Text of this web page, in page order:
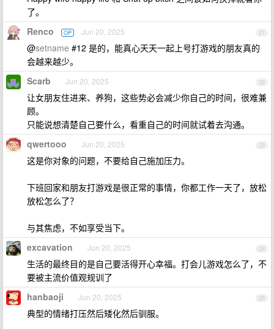
了。
21
Renco OP Jun 20, 2025
@setname #12 是的，能真心天天一起上号打游戏的朋友真的
会越来越少。
22
Scarb Jun 20, 2025
让女朋友住进来、养狗，这些势必会减少你自己的时间，很难兼
顾。
只能说想清楚自己要什么，看重自己的时间就试着去沟通。
23
qwertooo Jun 20, 2025
这是你对象的问题，不要给自己施加压力。
下班回家和朋友打游戏是很正常的事情，你都工作一天了，放松
放松怎么了？
与其焦虑，不如享受当下。
24
excavation Jun 20, 2025
生活的最终目的是自己要活得开心幸福。打会儿游戏怎么了，不
要被主流价值观规训了
25
hanbaoji Jun 20, 2025
典型的情绪打压然后矮化然后驯服。